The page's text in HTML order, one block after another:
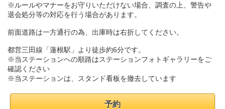
※ルールやマナーをお守りいただけない場合、調査の上、警告や
退会処分等の対応を行う場合があります。
前面道路は一方通行の為、出庫時は右折してください。
都営三田線「蓮根駅」より徒歩約6分です。
※当ステーションへの順路はステーションフォトギャラリーをご
確認ください
※当ステーションは、スタンド看板を撤去しています
予約